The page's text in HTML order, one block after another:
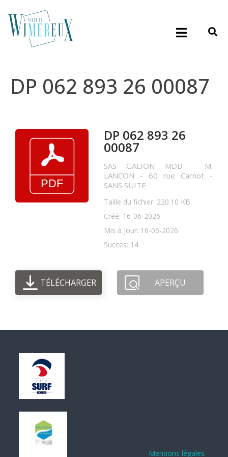
DP 062 893 26 00087
DP 062 893 26
00087
SAS GALION MDB - M.
LANCON - 60 rue Carnot -
SANS SUITE
Taille du fichier: 220.10 KB
Créé: 16-06-2026
Mis à jour: 16-06-2026
Succès: 14
TÉLÉCHARGER APERÇU
Mentions légales